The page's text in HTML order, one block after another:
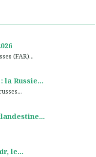
(FAR)...
la Russie...
le...